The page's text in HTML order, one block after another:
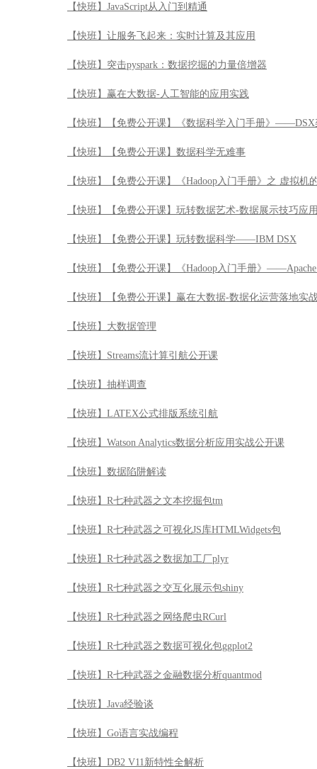
【快班】JavaScript从入门到精通
【快班】让服务飞起来：实时计算及其应用
【快班】突击pyspark：数据挖掘的力量倍增器
【快班】赢在大数据-人工智能的应用实践
【快班】【免费公开课】《数据科学入门手册》
【快班】【免费公开课】数据科学无难事
【快班】【免费公开课】《Hadoop入门手册》之 虚拟机
【快班】【免费公开课】玩转数据艺术-数据展示技巧应
【快班】【免费公开课】玩转数据科学——IBM DSX
【快班】【免费公开课】《Hadoop入门手册》
【快班】【免费公开课】赢在大数据-数据化运营落地实
【快班】大数据管理
【快班】Streams流计算引航公开课
【快班】抽样调查
【快班】LATEX公式排版系统引航
【快班】Watson Analytics数据分析应用实战公开课
【快班】数据陷阱解读
【快班】R七种武器之文本挖掘包tm
【快班】R七种武器之可视化JS库HTMLWidgets包
【快班】R七种武器之数据加工厂plyr
【快班】R七种武器之交互化展示包shiny
【快班】R七种武器之网络爬虫RCurl
【快班】R七种武器之数据可视化包ggplot2
【快班】R七种武器之金融数据分析quantmod
【快班】Java经验谈
【快班】Go语言实战编程
【快班】DB2 V11新特性全解析